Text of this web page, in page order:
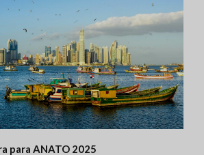
para ANATO 2025